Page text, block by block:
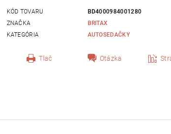
KÓD TOVARU
BD4000984001280
ZNAČKA
BRITAX
KATEGÓRIA
AUTOSEDAČKY
Tlač Otázka